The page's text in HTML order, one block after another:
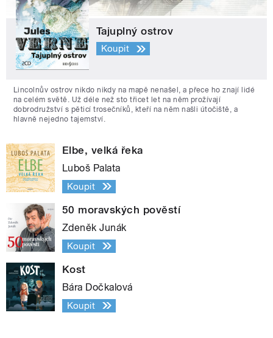
Tajuplný ostrov
Koupit
Lincolnův ostrov nikdo nikdy na mapě nenašel, a přece ho znají lidé
na celém světě. Už déle než sto třicet let na něm prožívají
dobrodružství s pěticí trosečníků, kteří na něm našli útočiště, a
hlavně nejedno tajemství.
Elbe, velká řeka
Luboš Palata
Koupit
50 moravských pověstí
Zdeněk Junák
Koupit
Kost
Bára Dočkalová
Koupit